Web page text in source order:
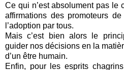
Ce qui n’est absolument pas le
affirmations des promoteurs
l’adoption par tous.
Mais c’est bien alors le
guider nos décisions en la
d’un être humain.
Enfin, pour les esprits